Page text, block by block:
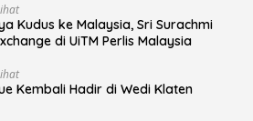
Kudus ke Malaysia, Sri Surachmi
di UiTM Perlis Malaysia
Kembali Hadir di Wedi Klaten